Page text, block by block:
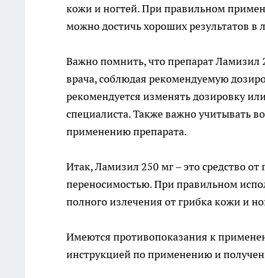
кожи и ногтей. При правильном
можно достичь хороших результатов
Важно помнить, что препарат Ламизил
врача, соблюдая рекомендуемую
рекомендуется изменять дозировку
специалиста. Также важно учитывать
применению препарата.
Итак, Ламизил 250 мг – это средство
переносимостью. При правильном
полного излечения от грибка кожи и
Имеются противопоказания к
инструкцией по применению и